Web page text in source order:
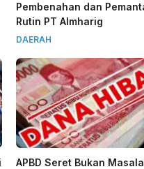
Pembenahan dan
Rutin PT Almharig
DAERAH
APBD Seret Bukan